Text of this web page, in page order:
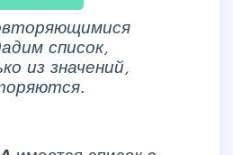
список,
из значений,